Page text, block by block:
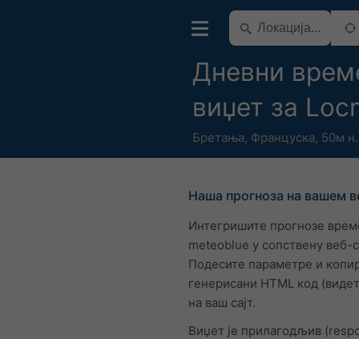
Дневни
виџет за
Бретања, Француска, 50м
Наша прогноза на вашем
Интегришите прогнозе
meteoblue у сопствену веб-
Подесите параметре и
генерисани HTML код
на ваш сајт.
Виџет је прилагодљив